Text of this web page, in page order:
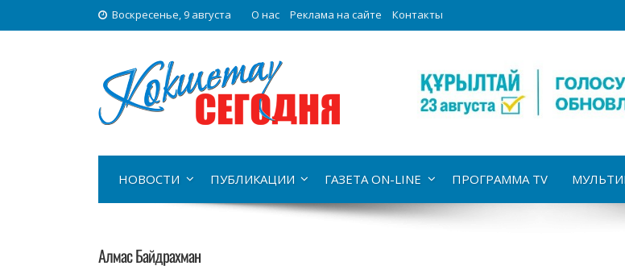
Воскресенье, 9 августа О нас Реклама на сайте Контакты
НОВОСТИ ПУБЛИКАЦИИ ГАЗЕТА ON-LINE ПРОГРАММА TV
Алмас Байдрахман